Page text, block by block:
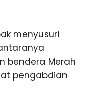
menyusuri
bendera Merah
pengabdian